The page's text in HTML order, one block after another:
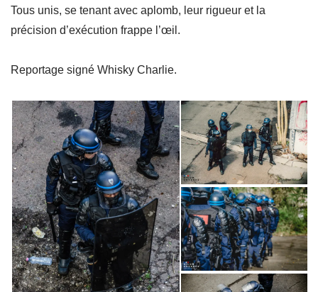
Tous unis, se tenant avec aplomb, leur rigueur et la
précision d’exécution frappe l’œil.
Reportage signé Whisky Charlie.